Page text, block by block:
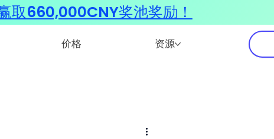
价格 资源
取660,000CNY奖池奖励！